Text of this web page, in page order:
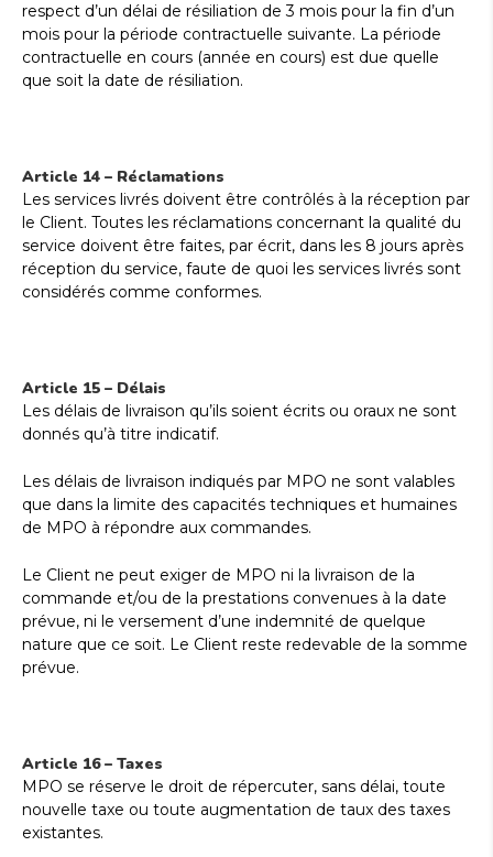
respect d’un délai de résiliation de 3 mois pour la fin d’un
mois pour la période contractuelle suivante. La période
contractuelle en cours (année en cours) est due quelle
que soit la date de résiliation.
Article 14 – Réclamations
Les services livrés doivent être contrôlés à la réception par
le Client. Toutes les réclamations concernant la qualité du
service doivent être faites, par écrit, dans les 8 jours après
réception du service, faute de quoi les services livrés sont
considérés comme conformes.
Article 15 – Délais
Les délais de livraison qu’ils soient écrits ou oraux ne sont
donnés qu’à titre indicatif.
Les délais de livraison indiqués par MPO ne sont valables
que dans la limite des capacités techniques et humaines
de MPO à répondre aux commandes.
Le Client ne peut exiger de MPO ni la livraison de la
commande et/ou de la prestations convenues à la date
prévue, ni le versement d’une indemnité de quelque
nature que ce soit. Le Client reste redevable de la somme
prévue.
Article 16 – Taxes
MPO se réserve le droit de répercuter, sans délai, toute
nouvelle taxe ou toute augmentation de taux des taxes
existantes.